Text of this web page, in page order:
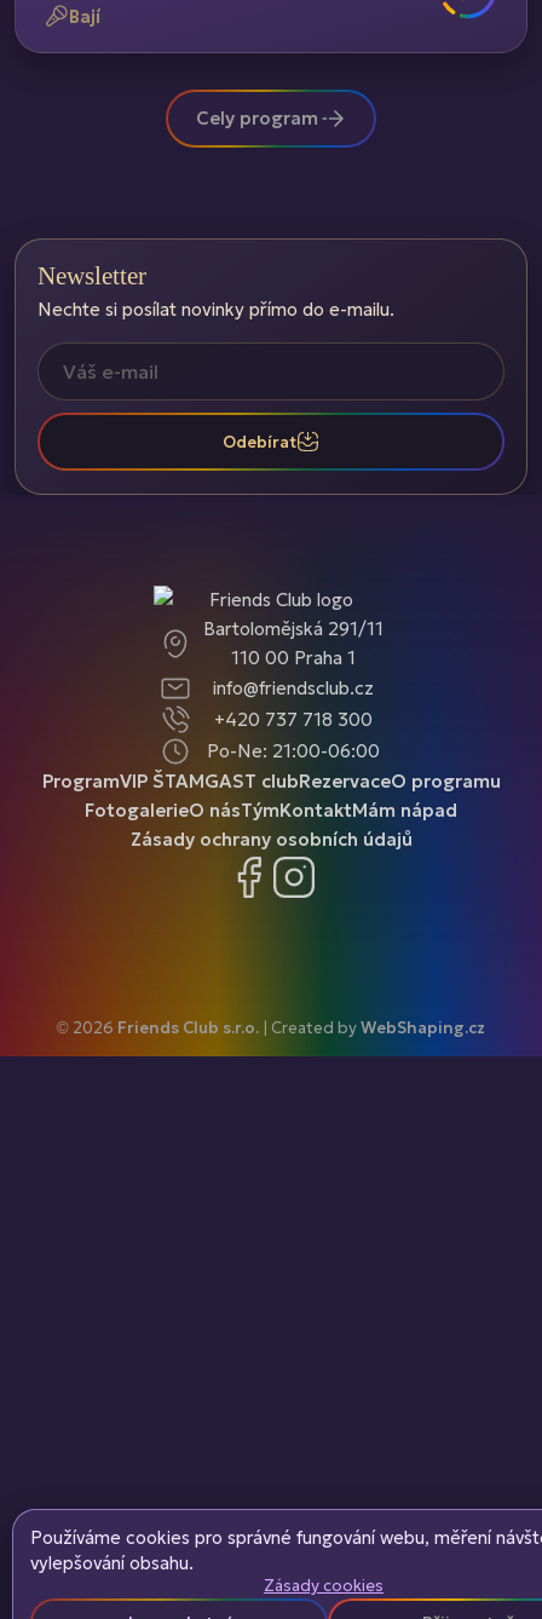
Bají
Cely program
Newsletter
Nechte si posílat novinky přímo do e-mailu.
Odebírat
Bartolomějská 291/11
110 00 Praha 1
info@friendsclub.cz
+420 737 718 300
Po-Ne: 21:00-06:00
ProgramVIP ŠTAMGAST clubRezervaceO programu
FotogalerieO násTýmKontaktMám nápad
Zásady ochrany osobních údajů
Facebook
© 2026 Friends Club s.r.o. | Created byWebShaping.cz
Používáme cookies pro správné fungování webu, měření
vylepšování obsahu.
Zásady cookies